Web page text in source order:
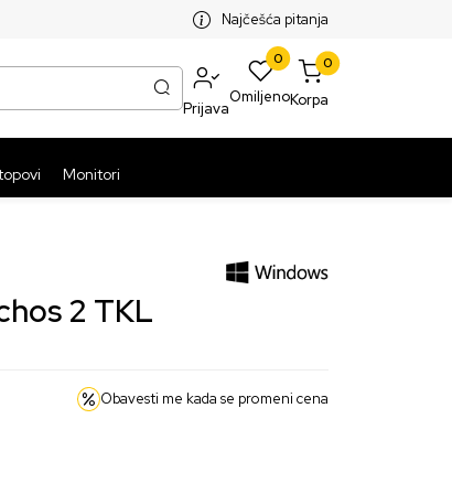
ISPORUKA PAKETA PREKO 5999 RSDNajčešća pitanja
Prijava
0
Omiljeno
0
Korpa
Monitori
2 TKL
Obavesti me kada se promeni cena